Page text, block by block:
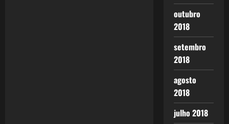
outubro
2018
setembro
2018
agosto
2018
julho 2018